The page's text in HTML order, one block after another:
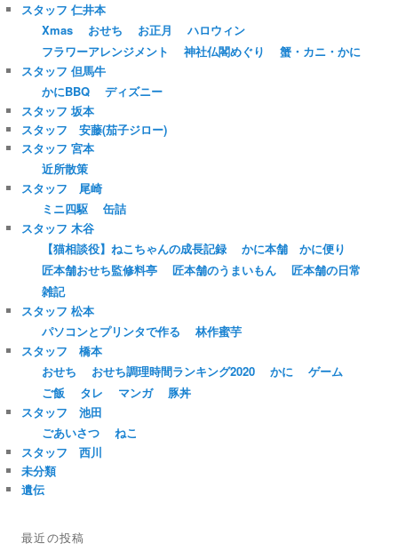
スタッフ 仁井本
Xmas
おせち お正月
ハロウィン
フラワーアレンジメント
神社仏閣めぐり
蟹・カニ・かに
スタッフ 但馬牛
かにBBQ
ディズニー
スタッフ 坂本
スタッフ 安藤(茄子ジロー)
スタッフ 宮本
近所散策
スタッフ 尾崎
ミニ四駆
缶詰
スタッフ 木谷
【猫相談役】ねこちゃんの成長記録
かに本舗 かに便り
匠本舗おせち監修料亭
匠本舗のうまいもん
匠本舗の日常
雑記
スタッフ 松本
パソコンとプリンタで作る
林作蜜芋
スタッフ 橋本
おせち
おせち調理時間ランキング2020 かに
ゲーム
ご飯
タレ マンガ
豚丼
スタッフ 池田
ごあいさつ
ねこ
スタッフ 西川
未分類
遺伝
最近の投稿